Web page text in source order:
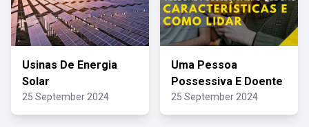
Usinas De Energia
Solar
25 September 2024
Uma Pessoa
Possessiva E Doente
25 September 2024